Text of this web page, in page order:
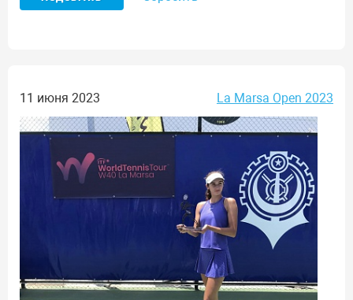
11 июня 2023 La Marsa Open 2023